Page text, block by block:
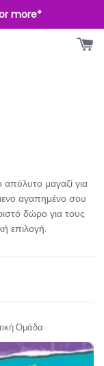
more*
μαγαζί για
αγαπημένο σου
δώρο για τους
επιλογή.​
Ομάδα